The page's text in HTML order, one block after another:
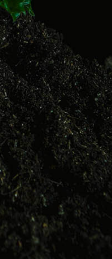
bio, rețete pentru toate
în gospodărie, cuvinte pentru